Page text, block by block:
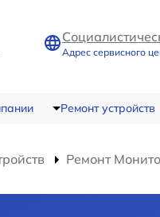
Адрес сервисного
Ремонт устройств
Ремонт